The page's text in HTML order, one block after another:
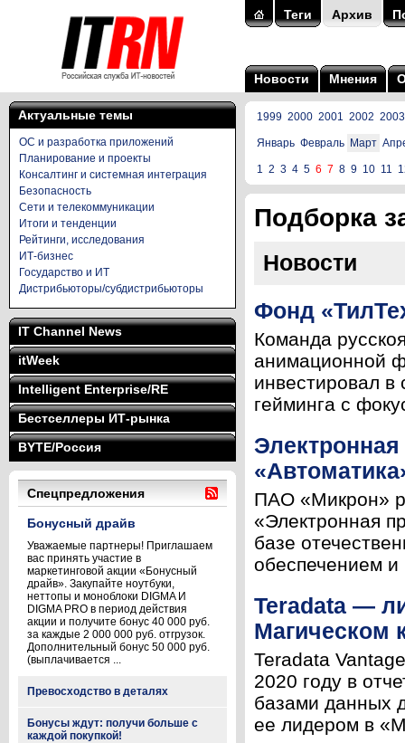
Теги Архив
Новости Мнения
Актуальные темы
ОС и разработка приложений
Планирование и проекты
Консалтинг и системная интеграция
Безопасность
Сети и телекоммуникации
Итоги и тенденции
Рейтинги, исследования
ИТ-бизнес
Государство и ИТ
Дистрибьюторы/субдистрибьюторы
IT Channel News
itWeek
Intelligent Enterprise/RE
Бестселлеры ИТ-рынка
BYTE/Россия
Спецпредложения
Бонусный драйв
Уважаемые партнеры! Приглашаем
вас принять участие в
маркетинговой акции «Бонусный
драйв». Закупайте ноутбуки,
неттопы и моноблоки DIGMA И
DIGMA PRO в период действия
акции и получите бонус 40 000 руб.
за каждые 2 000 000 руб. отгрузок.
Дополнительный бонус 50 000 руб.
(выплачивается ...
Превосходство в деталях
Бонусы ждут: получи больше с
каждой покупкой!
1999 2000 2001 2002 2003
Январь Февраль Март
1 2 3 4 5 6 7 8 9 10 11
Подборка
Новости
Фонд
Команда
анимационной
инвестировал
гейминга с
ПАО «Микрон»
«Электронная
базе
обеспечением
Teradata —
Магическом
Teradata
2020 году в
базами данных
ее лидером в